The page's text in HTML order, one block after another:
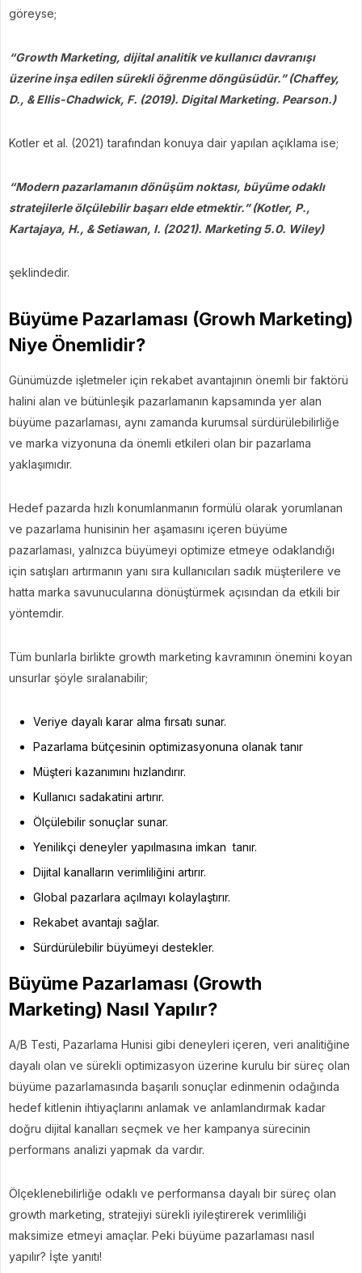
göreyse;
“Growth Marketing, dijital analitik ve kullanıcı davranışı
üzerine inşa edilen sürekli öğrenme döngüsüdür.” (Chaffey,
D., & Ellis-Chadwick, F. (2019). Digital Marketing. Pearson.)
Kotler et al. (2021) tarafından konuya dair yapılan açıklama ise;
“Modern pazarlamanın dönüşüm noktası, büyüme odaklı
stratejilerle ölçülebilir başarı elde etmektir.” (Kotler, P.,
Kartajaya, H., & Setiawan, I. (2021). Marketing 5.0. Wiley)
şeklindedir.
Büyüme Pazarlaması (Growh Marketing)
Niye Önemlidir?
Günümüzde işletmeler için rekabet avantajının önemli bir faktörü
halini alan ve bütünleşik pazarlamanın kapsamında yer alan
büyüme pazarlaması, aynı zamanda kurumsal sürdürülebilirliğe
ve marka vizyonuna da önemli etkileri olan bir pazarlama
yaklaşımıdır.
Hedef pazarda hızlı konumlanmanın formülü olarak yorumlanan
ve pazarlama hunisinin her aşamasını içeren büyüme
pazarlaması, yalnızca büyümeyi optimize etmeye odaklandığı
için satışları artırmanın yanı sıra kullanıcıları sadık müşterilere ve
hatta marka savunucularına dönüştürmek açısından da etkili bir
yöntemdir.
Tüm bunlarla birlikte growth marketing kavramının önemini koyan
unsurlar şöyle sıralanabilir;
Veriye dayalı karar alma fırsatı sunar.
Pazarlama bütçesinin optimizasyonuna olanak tanır
Müşteri kazanımını hızlandırır.
Kullanıcı sadakatini artırır.
Ölçülebilir sonuçlar sunar.
Yenilikçi deneyler yapılmasına imkan tanır.
Dijital kanalların verimliliğini artırır.
Global pazarlara açılmayı kolaylaştırır.
Rekabet avantajı sağlar.
Sürdürülebilir büyümeyi destekler.
Büyüme Pazarlaması (Growth
Marketing) Nasıl Yapılır?
A/B Testi, Pazarlama Hunisi gibi deneyleri içeren, veri analitiğine
dayalı olan ve sürekli optimizasyon üzerine kurulu bir süreç olan
büyüme pazarlamasında başarılı sonuçlar edinmenin odağında
hedef kitlenin ihtiyaçlarını anlamak ve anlamlandırmak kadar
doğru dijital kanalları seçmek ve her kampanya sürecinin
performans analizi yapmak da vardır.
Ölçeklenebilirliğe odaklı ve performansa dayalı bir süreç olan
growth marketing, stratejiyi sürekli iyileştirerek verimliliği
maksimize etmeyi amaçlar. Peki büyüme pazarlaması nasıl
yapılır? İşte yanıtı!